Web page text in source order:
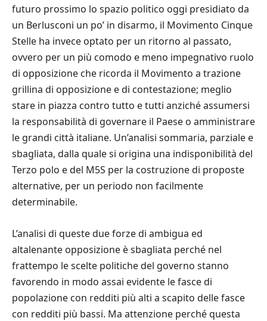
futuro prossimo lo spazio politico oggi presidiato da
un Berlusconi un po’ in disarmo, il Movimento Cinque
Stelle ha invece optato per un ritorno al passato,
ovvero per un più comodo e meno impegnativo ruolo
di opposizione che ricorda il Movimento a trazione
grillina di opposizione e di contestazione; meglio
stare in piazza contro tutto e tutti anziché assumersi
la responsabilità di governare il Paese o amministrare
le grandi città italiane. Un’analisi sommaria, parziale e
sbagliata, dalla quale si origina una indisponibilità del
Terzo polo e del M5S per la costruzione di proposte
alternative, per un periodo non facilmente
determinabile.
L’analisi di queste due forze di ambigua ed
altalenante opposizione è sbagliata perché nel
frattempo le scelte politiche del governo stanno
favorendo in modo assai evidente le fasce di
popolazione con redditi più alti a scapito delle fasce
con redditi più bassi. Ma attenzione perché questa